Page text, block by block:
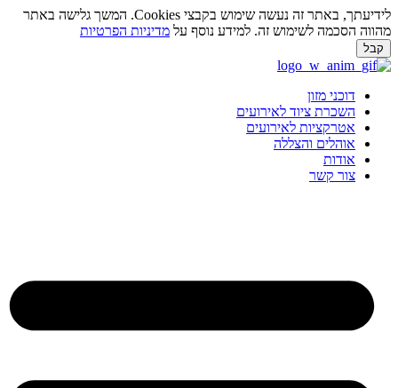
לידיעתך, באתר זה נעשה שימוש בקבצי Cookies. המשך גלישה באתר
הסכמה לשימוש זה. למידע נוסף עלמדיניות הפרטיות
קבל
דוכני מזון
השכרת ציוד לאירועים
אטרקציות לאירועים
אוהלים והצללה
אודות
צור קשר